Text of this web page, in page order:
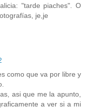
"tarde piaches". O
je,je
como que va por libre y
asi que me la apunto,
a ver si a mi